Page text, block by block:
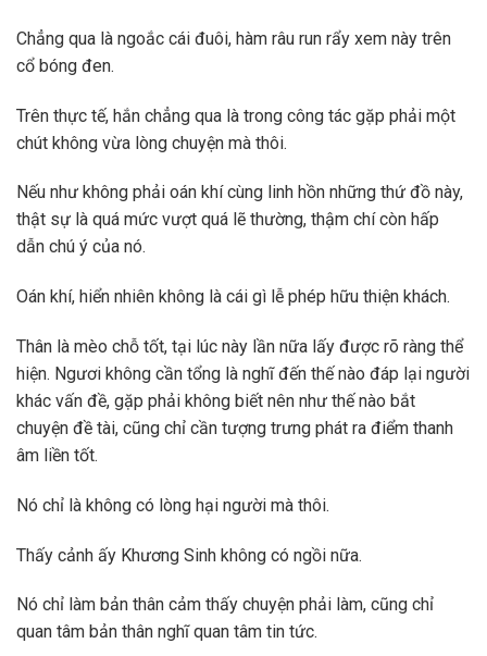
Chẳng qua là ngoắc cái đuôi, hàm râu run rẩy xem này trên
cổ bóng đen.
Trên thực tế, hắn chẳng qua là trong công tác gặp phải một
chút không vừa lòng chuyện mà thôi.
Nếu như không phải oán khí cùng linh hồn những thứ đồ này,
thật sự là quá mức vượt quá lẽ thường, thậm chí còn hấp
dẫn chú ý của nó.
Oán khí, hiển nhiên không là cái gì lễ phép hữu thiện khách.
Thân là mèo chỗ tốt, tại lúc này lần nữa lấy được rõ ràng thể
hiện. Ngươi không cần tổng là nghĩ đến thế nào đáp lại người
khác vấn đề, gặp phải không biết nên như thế nào bắt
chuyện đề tài, cũng chỉ cần tượng trưng phát ra điểm thanh
âm liền tốt.
Nó chỉ là không có lòng hại người mà thôi.
Thấy cảnh ấy Khương Sinh không có ngồi nữa.
Nó chỉ làm bản thân cảm thấy chuyện phải làm, cũng chỉ
quan tâm bản thân nghĩ quan tâm tin tức.